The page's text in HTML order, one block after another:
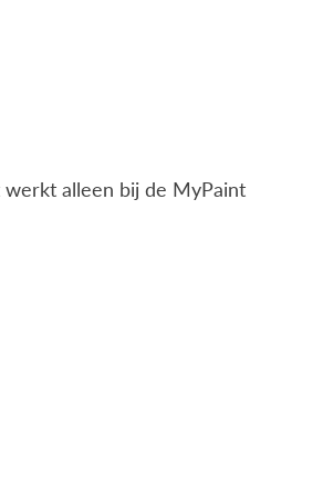
alleen bij de MyPaint